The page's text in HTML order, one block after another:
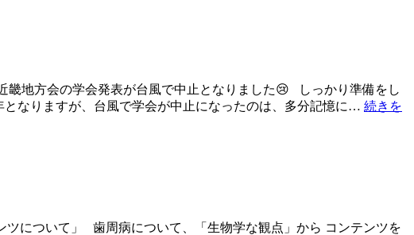
畿地方会の学会発表が台風で中止となりました😢 しっかり準備をし
なりますが、台風で学会が中止になったのは、多分記憶に… 続きを
について」 歯周病について、「生物学な観点」から コンテンツを